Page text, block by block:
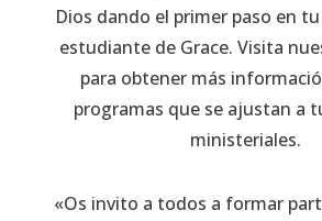
Dios dando el primer paso en
estudiante de Grace. Visita
para obtener más
programas que se ajustan a
ministeriales.
«Os invito a todos a formar